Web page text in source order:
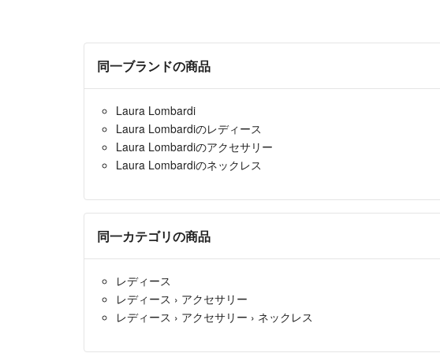
同一ブランドの商品
Laura Lombardi
Laura Lombardiのレディース
Laura Lombardiのアクセサリー
Laura Lombardiのネックレス
同一カテゴリの商品
レディース
レディース › アクセサリー
レディース › アクセサリー › ネックレス